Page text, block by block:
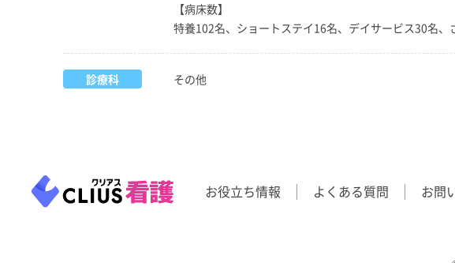
【病床数】
特養102名、ショートステイ16名、デイサービス30名
診療科 その他
お役立ち情報 よくある質問 お問